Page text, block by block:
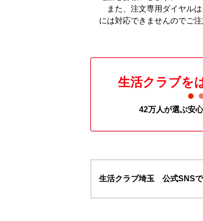
また、注文専用ダイヤルは
には対応できませんのでご注
生活クラブを
42万人が選ぶ安
生活クラブ埼玉 公式SNSで